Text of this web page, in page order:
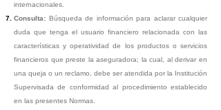
internacionales.
Consulta: Búsqueda de información para aclarar cualquier
duda que tenga el usuario financiero relacionada con las
características y operatividad de los productos o servicios
financieros que preste la aseguradora; la cual, al derivar en
una queja o un reclamo, debe ser atendida por la Institución
Supervisada de conformidad al procedimiento establecido
en las presentes Normas.